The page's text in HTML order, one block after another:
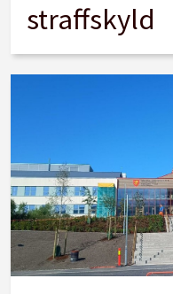
straffskyld